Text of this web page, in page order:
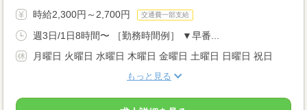
時給2,300円～2,700円 交通費一部支給
週3日/1日8時間〜 ［勤務時間例］ ▼早番...
月曜日 火曜日 水曜日 木曜日 金曜日 土曜日 日曜日 祝日
もっと見る